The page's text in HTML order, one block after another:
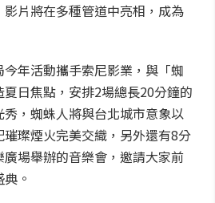
片將在多種管道中亮相，成為
年活動攜手索尼影業，與「蜘
日焦點，安排2場總長20分鐘的
秀，蜘蛛人將與台北城市意象以
璨煙火完美交織，另外還有8分
場舉辦的音樂會，邀請大家前
。